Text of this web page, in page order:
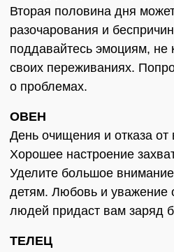
Вторая половина дня
разочарования и
поддавайтесь эмоциям, не
своих переживаниях.
о проблемах.
ОВЕН
День очищения и отказа от
Хорошее настроение
Уделите большое
детям. Любовь и уважение
людей придаст вам заряд
ТЕЛЕЦ